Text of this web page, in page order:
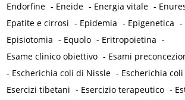
Endorfine - Eneide - Energia vitale -
Epatite e cirrosi - Epidemia - Epigenetica -
Episiotomia - Equolo - Eritropoietina -
Esame clinico obiettivo - Esami
- Escherichia coli di Nissle - Escherichia
Esercizi tibetani - Esercizio terapeutico -